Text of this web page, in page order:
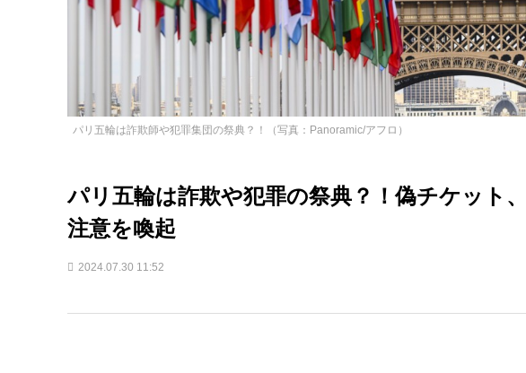
パリ五輪は詐欺師や犯罪集団の祭典？！（写真：Panoramic/アフロ）
パリ五輪は詐欺や犯罪の祭典？！偽チケット
注意を喚起
2024.07.30 11:52